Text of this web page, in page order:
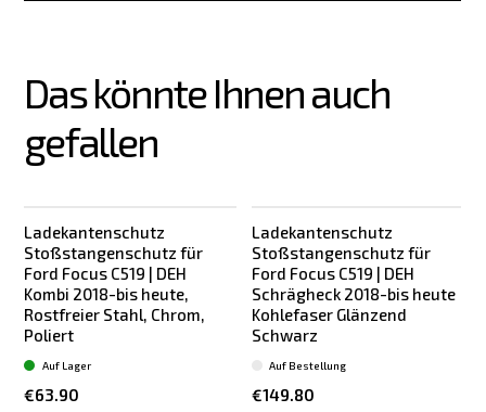
Das könnte Ihnen auch
gefallen
Ladekantenschutz
Stoßstangenschutz für
Ford Focus C519 | DEH
Kombi 2018-bis heute,
Rostfreier Stahl, Chrom,
Poliert
€63.90
Auf Lager
Ladekantenschutz
Stoßstangenschutz für
Ford Focus C519 | DEH
Schrägheck 2018-bis heute
Kohlefaser Glänzend
Schwarz
€149.80
Auf Bestellung